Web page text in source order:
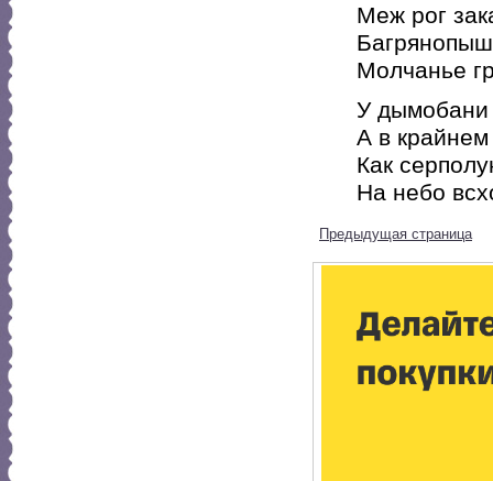
Меж рог
Молчанье
У дымобани
А в
Как
На небо
Предыдущая страница